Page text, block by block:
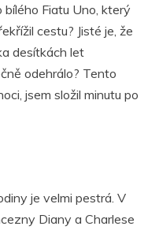
Fiatu Uno, který
cestu? Jisté je, že
desítkách let
odehrálo? Tento
jsem složil minutu po
je velmi pestrá. V
Diany a Charlese